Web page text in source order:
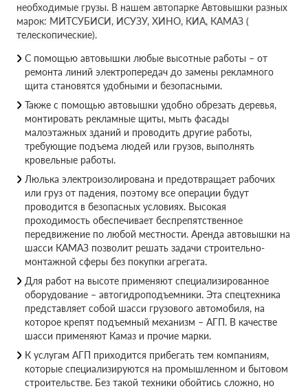
необходимые грузы. В нашем автопарке Автовышки разных
марок: МИТСУБИСИ, ИСУЗУ, ХИНО, КИА, КАМАЗ (
телескопические).
С помощью автовышки любые высотные работы – от
ремонта линий электропередач до замены рекламного
щита становятся удобными и безопасными.
Также с помощью автовышки удобно обрезать деревья,
монтировать рекламные щиты, мыть фасады
малоэтажных зданий и проводить другие работы,
требующие подъема людей или грузов, выполнять
кровельные работы.
Люлька электроизолирована и предотвращает рабочих
или груз от падения, поэтому все операции будут
проводится в безопасных условиях. Высокая
проходимость обеспечивает беспрепятственное
передвижение по любой местности. Аренда автовышки на
шасси КАМАЗ позволит решать задачи строительно-
монтажной сферы без покупки агрегата.
Для работ на высоте применяют специализированное
оборудование – автогидроподъемники. Эта спецтехника
представляет собой шасси грузового автомобиля, на
которое крепят подъемный механизм – АГП. В качестве
шасси применяют Камаз и прочие марки.
К услугам АГП приходится прибегать тем компаниям,
которые специализируются на промышленном и бытовом
строительстве. Без такой техники обойтись сложно, но